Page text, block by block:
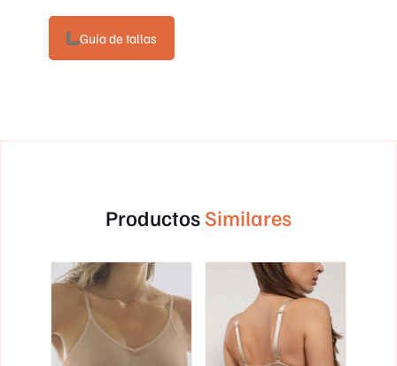
Guía de tallas
ProductosSimilares